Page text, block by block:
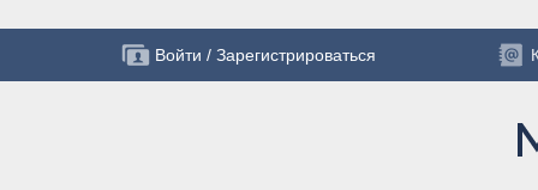
Войти / Зарегистрироваться